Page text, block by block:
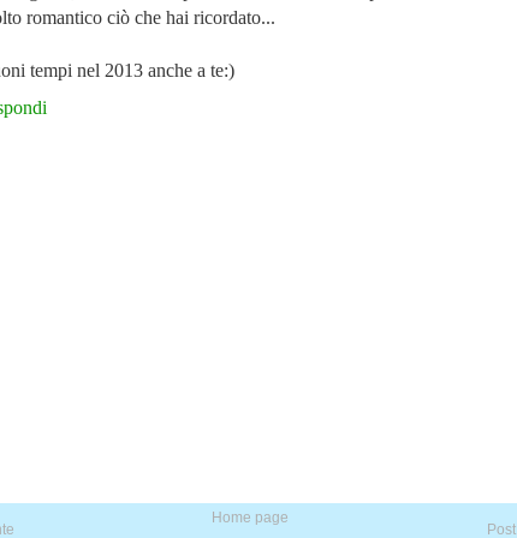
romantico ciò che hai ricordato...
tempi nel 2013 anche a te:)
Home page